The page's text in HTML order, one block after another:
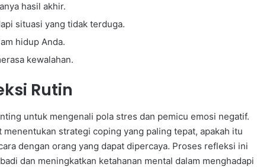
hasil akhir.
situasi yang tidak terduga.
hidup Anda.
kewalahan.
Rutin
untuk mengenali pola stres dan pemicu emosi negatif.
strategi coping yang paling tepat, apakah itu
dengan orang yang dapat dipercaya. Proses refleksi ini
dan meningkatkan ketahanan mental dalam menghadapi